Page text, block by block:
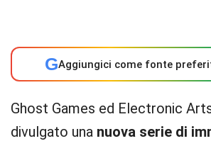
GAggiungici come fonte
Ghost Games ed Electronic
divulgato una nuova serie di